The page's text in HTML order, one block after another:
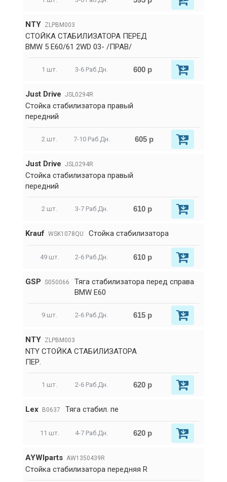
NTY ZLPBM003
СТОЙКА СТАБИЛИЗАТОРА ПЕРЕД
BMW 5 E60/61 2WD 03- /ПРАВ/
1 шт. 3-6 Раб.Дн. 600 р
Just Drive JSL0294R
Стойка стабилизатора правый
передний
2 шт. 7-10 Раб.Дн. 605 р
Just Drive JSL0294R
Стойка стабилизатора правый
передний
2 шт. 3-7 Раб.Дн. 610 р
Krauf WSK1078QU Стойка стабилизатора
49 шт. 2-6 Раб.Дн. 610 р
GSP S050066
Тяга стабилизатора перед справа
BMW E60
9 шт. 2-6 Раб.Дн. 615 р
NTY ZLPBM003
NTY СТОЙКА СТАБИЛИЗАТОРА
ПЕР.
1 шт. 2-6 Раб.Дн. 620 р
Lex B0637 Тяга стабил. пе
11 шт. 4-7 Раб.Дн. 620 р
AYWIparts AW1350439R
Стойка стабилизатора передняя R